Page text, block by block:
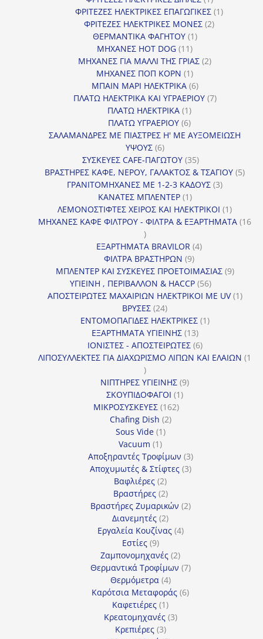
προϊόν
ΦΡΙΤΕΖΕΣ ΗΛΕΚΤΡΙΚΕΣ ΕΠΑΓΩΓΙΚΕΣ 11
ΦΡΙΤΕΖΕΣ ΗΛΕΚΤΡΙΚΕΣ ΜΟΝΕΣ 22
ΘΕΡΜΑΝΤΙΚΑ ΦΑΓΗΤΟΥ 11
ΜΗΧΑΝΕΣ HOT DOG 1111
προϊόντα
ΜΗΧΑΝΕΣ ΓΙΑ ΜΑΛΛΙ ΤΗΣ ΓΡΙΑΣ 22
ΜΗΧΑΝΕΣ ΠΟΠ ΚΟΡΝ 11
προϊόν
ΜΠΑΙΝ ΜΑΡΙ ΗΛΕΚΤΡΙΚΑ 66
προϊόντα
ΠΛΑΤΩ ΗΛΕΚΤΡΙΚΑ ΚΑΙ ΥΓΡΑΕΡΙΟΥ 77
ΠΛΑΤΩ ΗΛΕΚΤΡΙΚΑ 11
προϊόν
ΠΛΑΤΩ ΥΓΡΑΕΡΙΟΥ 66
προϊόντα
ΣΑΛΑΜΑΝΔΡΕΣ ΜΕ ΠΙΑΣΤΡΕΣ Η' ΜΕ ΑΥΞΟΜΕΙΩΣΗ
ΥΨΟΥΣ 66
προϊόντα
ΣΥΣΚΕΥΕΣ CAFE-ΠΑΓΩΤΟΥ 3535
προϊόντα
ΒΡΑΣΤΗΡΕΣ ΚΑΦΕ, ΝΕΡΟΥ, ΓΑΛΑΚΤΟΣ & ΤΣΑΓΙΟΥ 55
ΓΡΑΝΙΤΟΜΗΧΑΝΕΣ ΜΕ 1-2-3 ΚΑΔΟΥΣ 33
ΚΑΝΑΤΕΣ ΜΠΛΕΝΤΕΡ 11
προϊόν
ΛΕΜΟΝΟΣΤΙΦΤΕΣ ΧΕΙΡΟΣ ΚΑΙ ΗΛΕΚΤΡΙΚΟΙ 11
προϊόν
ΜΗΧΑΝΕΣ ΚΑΦΕ ΦΙΛΤΡΟΥ - ΦΙΛΤΡΑ & ΕΞΑΡΤΗΜΑΤΑ 16
16
προϊόντα
ΕΞΑΡΤΗΜΑΤΑ BRAVILOR 44
ΦΙΛΤΡΑ ΒΡΑΣΤΗΡΩΝ 99
προϊόντα
ΜΠΛΕΝΤΕΡ ΚΑΙ ΣΥΣΚΕΥΕΣ ΠΡΟΕΤΟΙΜΑΣΙΑΣ 99
ΥΓΙΕΙΝΗ , ΠΕΡΙΒΑΛΛΟΝ & HACCP 5656
προϊόντα
ΑΠΟΣΤΕΙΡΩΤΕΣ ΜΑΧΑΙΡΙΩΝ ΗΛΕΚΤΡΙΚΟΙ ΜΕ UV 11
ΒΡΥΣΕΣ 2424
προϊόντα
ΕΝΤΟΜΟΠΑΓΙΔΕΣ ΗΛΕΚΤΡΙΚΕΣ 11
ΕΞΑΡΤΗΜΑΤΑ ΥΓΙΕΙΝΗΣ 1313
προϊόντα
ΙΟΝΙΣΤΕΣ - ΑΠΟΣΤΕΙΡΩΤΕΣ 66
προϊόντα
ΛΙΠΟΣΥΛΛΕΚΤΕΣ ΓΙΑ ΔΙΑΧΩΡΙΣΜΟ ΛΙΠΩΝ ΚΑΙ ΕΛΑΙΩΝ 1
1
προϊόν
ΝΙΠΤΗΡΕΣ ΥΓΙΕΙΝΗΣ 99
ΣΚΟΥΠΙΔΟΦΑΓΟΙ 11
ΜΙΚΡΟΣΥΣΚΕΥΕΣ 162162
Chafing Dish 22
Sous Vide 11
Vacuum 11
προϊόν
Αποξηραντές Τροφίμων 33
προϊόντα
Αποχυμωτές & Στίφτες 33
Βαφλιέρες 22
προϊόντα
Βραστήρες 22
προϊόντα
Βραστήρες Ζυμαρικών 22
Διανεμητές 22
προϊόντα
Εργαλεία Κουζίνας 44
Εστίες 99
προϊόντα
Ζαμπονομηχανές 22
προϊόντα
Θερμαντικά Τροφίμων 77
Θερμόμετρα 44
προϊόντα
Καρότσια Μεταφοράς 66
Καφετιέρες 11
προϊόν
Κρεατομηχανές 33
Κρεπιέρες 33